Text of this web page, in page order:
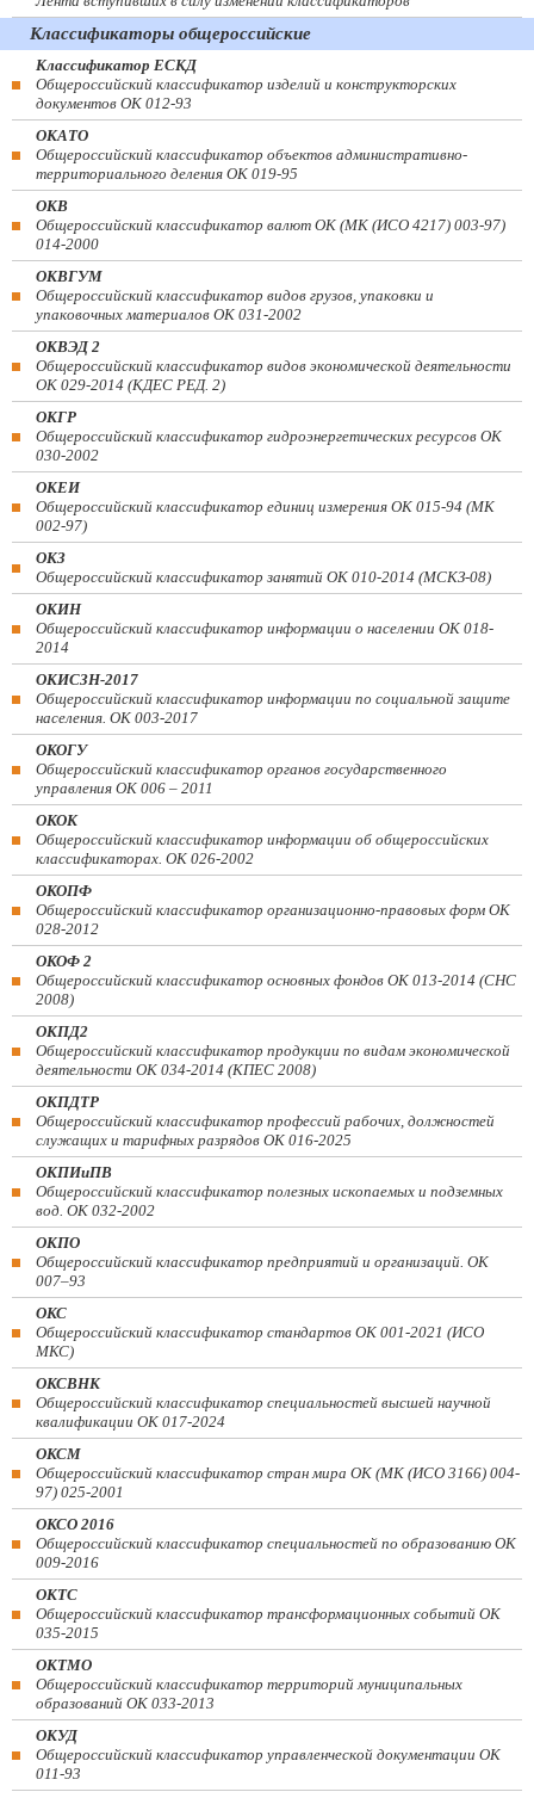
Классификаторы общероссийские
Классификатор ЕСКД
Общероссийский классификатор изделий и конструкторских
документов ОК 012-93
ОКАТО
Общероссийский классификатор объектов административно-
территориального деления ОК 019-95
ОКВ
Общероссийский классификатор валют ОК (МК (ИСО 4217) 003-97)
014-2000
ОКВГУМ
Общероссийский классификатор видов грузов, упаковки и
упаковочных материалов ОК 031-2002
ОКВЭД 2
Общероссийский классификатор видов экономической деятельности
ОК 029-2014 (КДЕС РЕД. 2)
ОКГР
Общероссийский классификатор гидроэнергетических ресурсов ОК
030-2002
ОКЕИ
Общероссийский классификатор единиц измерения ОК 015-94 (МК
002-97)
ОКЗ
Общероссийский классификатор занятий ОК 010-2014 (МСКЗ-08)
ОКИН
Общероссийский классификатор информации о населении ОК 018-
2014
ОКИСЗН-2017
Общероссийский классификатор информации по социальной защите
населения. ОК 003-2017
ОКОГУ
Общероссийский классификатор органов государственного
управления ОК 006 – 2011
ОКОК
Общероссийский классификатор информации об общероссийских
классификаторах. ОК 026-2002
ОКОПФ
Общероссийский классификатор организационно-правовых форм ОК
028-2012
ОКОФ 2
Общероссийский классификатор основных фондов ОК 013-2014 (СНС
2008)
ОКПД2
Общероссийский классификатор продукции по видам экономической
деятельности ОК 034-2014 (КПЕС 2008)
ОКПДТР
Общероссийский классификатор профессий рабочих, должностей
служащих и тарифных разрядов ОК 016-2025
ОКПИиПВ
Общероссийский классификатор полезных ископаемых и подземных
вод. ОК 032-2002
ОКПО
Общероссийский классификатор предприятий и организаций. ОК
007–93
ОКС
Общероссийский классификатор стандартов ОК 001-2021 (ИСО
МКС)
ОКСВНК
Общероссийский классификатор специальностей высшей научной
квалификации ОК 017-2024
ОКСМ
Общероссийский классификатор стран мира ОК (МК (ИСО 3166) 004-
97) 025-2001
ОКСО 2016
Общероссийский классификатор специальностей по образованию ОК
009-2016
ОКТС
Общероссийский классификатор трансформационных событий ОК
035-2015
ОКТМО
Общероссийский классификатор территорий муниципальных
образований ОК 033-2013
ОКУД
Общероссийский классификатор управленческой документации ОК
011-93